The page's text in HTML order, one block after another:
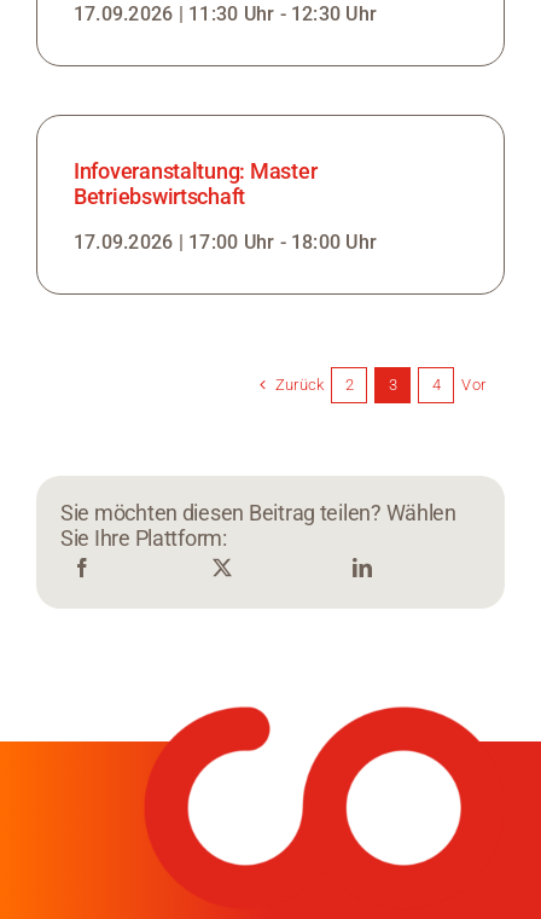
17.09.2026 | 11:30 Uhr - 12:30 Uhr
Infoveranstaltung: Master
Betriebswirtschaft
17.09.2026 | 17:00 Uhr - 18:00 Uhr
Zurück 2 3 4 Vor
Sie möchten diesen Beitrag teilen? Wählen
Sie Ihre Plattform: